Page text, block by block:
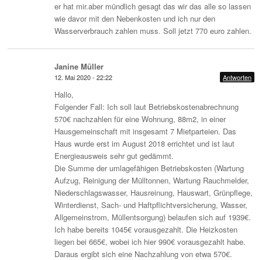
er hat mir.aber mündlich gesagt das wir das alle so lassen
wie davor mit den Nebenkosten und ich nur den
Wasserverbrauch zahlen muss. Soll jetzt 770 euro zahlen.
Janine Müller
12. Mai 2020 - 22:22 Antworten
Hallo,
Folgender Fall: Ich soll laut Betriebskostenabrechnung
570€ nachzahlen für eine Wohnung, 88m2, in einer
Hausgemeinschaft mit insgesamt 7 Mietparteien. Das
Haus wurde erst im August 2018 errichtet und ist laut
Energieausweis sehr gut gedämmt.
Die Summe der umlagefähigen Betriebskosten (Wartung
Aufzug, Reinigung der Mülltonnen, Wartung Rauchmelder,
Niederschlagswasser, Hausreinung, Hauswart, Grünpflege,
Winterdienst, Sach- und Haftpflichtversicherung, Wasser,
Allgemeinstrom, Müllentsorgung) belaufen sich auf 1939€.
Ich habe bereits 1045€ vorausgezahlt. Die Heizkosten
liegen bei 665€, wobei ich hier 990€ vorausgezahlt habe.
Daraus ergibt sich eine Nachzahlung von etwa 570€.